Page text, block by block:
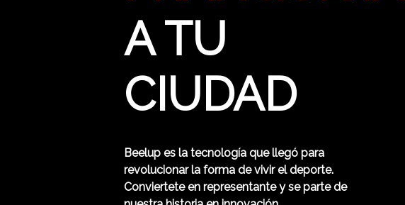
A TU
CIUDAD
Beelup es la tecnología que llegó para
revolucionar la forma de vivir el deporte.
Conviertete en representante y se parte de